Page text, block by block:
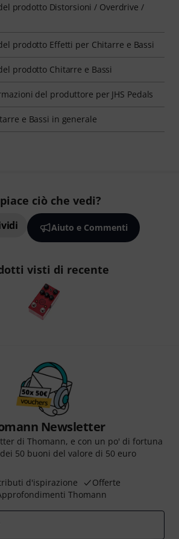
prodotto Distorsioni / Overdrive /
prodotto Effetti per Chitarre e Bassi
prodotto Chitarre e Bassi
del produttore per JHS Pedals
e Bassi in generale
ciò che vedi?
Aiuto e Commenti
visti di recente
Newsletter
di Thomann, e con un po' di fortuna
50 buoni del valore di 50 euro
d'ispirazione
Offerte
Thomann